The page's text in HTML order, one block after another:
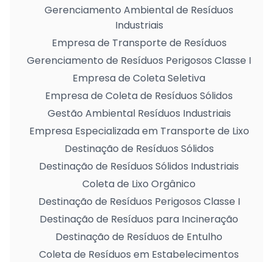
Gerenciamento Ambiental de Resíduos
Industriais
Empresa de Transporte de Resíduos
Gerenciamento de Resíduos Perigosos Classe I
Empresa de Coleta Seletiva
Empresa de Coleta de Resíduos Sólidos
Gestão Ambiental Resíduos Industriais
Empresa Especializada em Transporte de Lixo
Destinação de Resíduos Sólidos
Destinação de Resíduos Sólidos Industriais
Coleta de Lixo Orgânico
Destinação de Resíduos Perigosos Classe I
Destinação de Resíduos para Incineração
Destinação de Resíduos de Entulho
Coleta de Resíduos em Estabelecimentos